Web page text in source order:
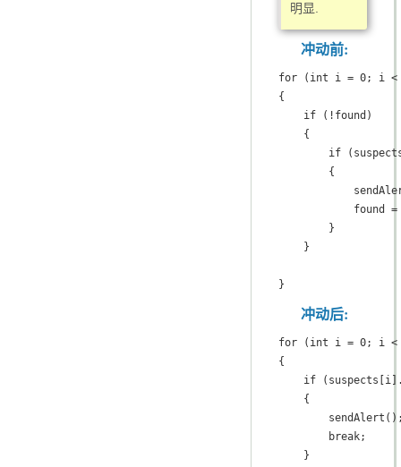
明显.
冲动前:
for (int i = 0; i <
{
    if (!found)
    {
if
        {
found =
        }
    }
}
冲动后:
for (int i = 0; i <
{
if
    {
        break;
    }